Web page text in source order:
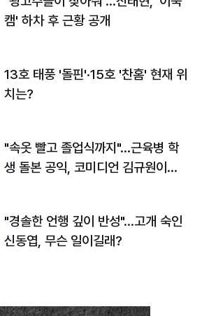
캠' 하차 후 근황 공개
13호 태풍 '돌핀'·15호 '찬홈' 현재 위
치는?
"속옷 빨고 졸업식까지"…근육병 학
생 돌본 공익, 코미디언 김규원이었
"경솔한 언행 깊이 반성"…고개 숙인
신동엽, 무슨 일이길래?